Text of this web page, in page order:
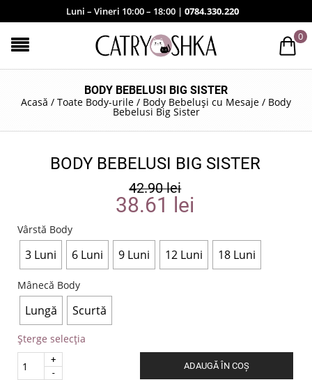
Luni – Vineri 10:00 – 18:00 | 0784.330.220
0
BODY BEBELUSI BIG SISTER
Acasă / Toate Body-urile / Body Bebeluși cu Mesaje / Body
Bebelusi Big Sister
BODY BEBELUSI BIG SISTER
42.90lei
38.61 lei
Vârstă Body
3 Luni 6 Luni 9 Luni 12 Luni 18 Luni
Mânecă Body
Lungă Scurtă
Șterge selecția
Quantity
ADAUGĂ ÎN COȘ